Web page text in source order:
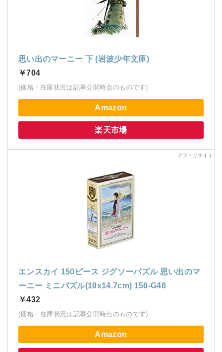
思い出のマーニー 下 (岩波少年文庫)
￥704
(価格・在庫状況は記事公開時点のものです)
Amazon
楽天市場
エンスカイ 150ピース ジグソーパズル 思い出のマ
ーニー ミニパズル(10x14.7cm) 150-G46
￥432
(価格・在庫状況は記事公開時点のものです)
Amazon